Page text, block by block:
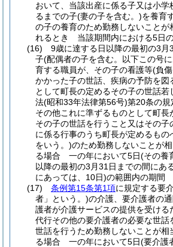
おいて、当該出産に係る子又は小学
るまでの子(妻の子を含む。)を養育
の子の養育のため勤務しないことが
れるとき 当該期間内における5日
(16)
9歳に達する日以降の最初の3月
子(配偶者の子を含む。以下この号
育する職員が、その子の看護等(負
かかった子の世話、疾病の予防を図
として町長の定めるその子の世話
法(昭和33年法律第56号)第20条の規
その他これに準ずるものとして町長
その子の世話を行うこと又はその子
に係る行事のうち町長が定めるもの
をいう。)のため勤務しないことが
る場合 一の年において5日(その養
以降の最初の3月31日までの間にあ
にあっては、10日)の範囲内の期間
(17)
条例第15条第1項に規定する要
者」という。)の介護、要介護者の
護者が介護サービスの提供を受ける
代行その他の要介護者の必要な世話
世話を行うため勤務しないことが相
る場合 一の年において5日(要介護